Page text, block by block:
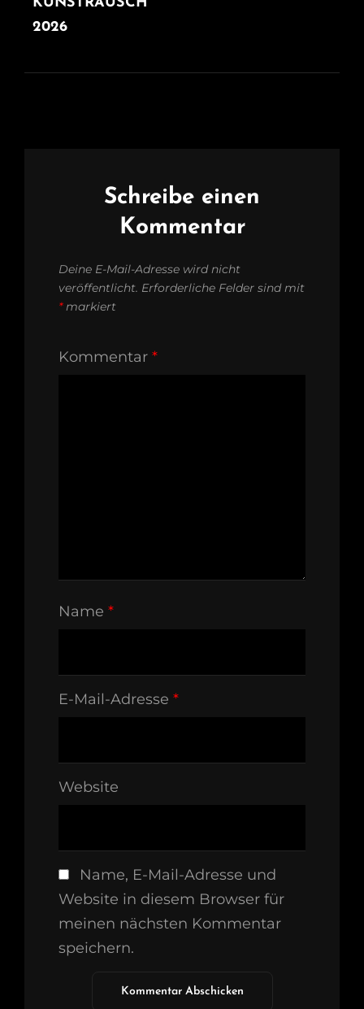
POST
2026
Schreibe einen
Kommentar
Deine E-Mail-Adresse wird nicht
veröffentlicht. Erforderliche Felder sind mit
*markiert
Kommentar *
Name *
E-Mail-Adresse *
Website
Name, E-Mail-Adresse und
Website in diesem Browser für
meinen nächsten Kommentar
speichern.